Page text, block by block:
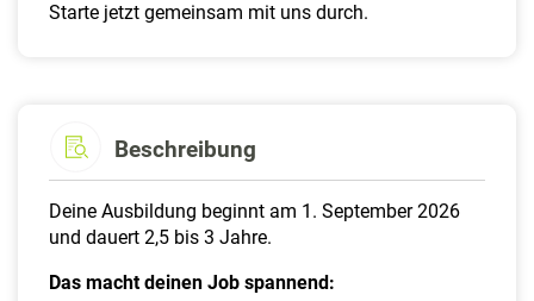
Starte jetzt gemeinsam mit uns durch.
Beschreibung
Deine Ausbildung beginnt am 1. September 2026
und dauert 2,5 bis 3 Jahre.
Das macht deinen Job spannend: